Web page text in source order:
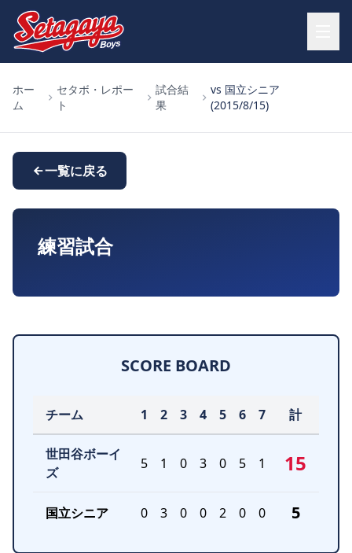
ホー
ム
セタボ・レポー
ト
試合結
果
vs 国立シニア
(2015/8/15)
一覧に戻る
練習試合
SCORE BOARD
チーム 1 2 3 4 5 6 7 計
世田谷ボーイ
ズ
5 1 0 3 0 5 1 15
国立シニア 0 3 0 0 2 0 0 5